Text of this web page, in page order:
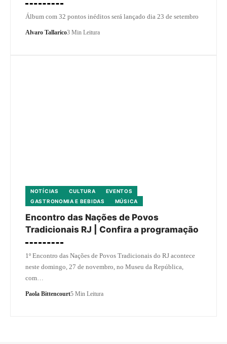
Álbum com 32 pontos inéditos será lançado dia 23 de setembro
Alvaro Tallarico3 Min Leitura
NOTÍCIAS CULTURA
EVENTOS
GASTRONOMIA E BEBIDAS
MÚSICA
Encontro das Nações de Povos
Tradicionais RJ | Confira a programação
1º Encontro das Nações de Povos Tradicionais do RJ acontece
neste domingo, 27 de novembro, no Museu da República,
com…
Paola Bittencourt5 Min Leitura